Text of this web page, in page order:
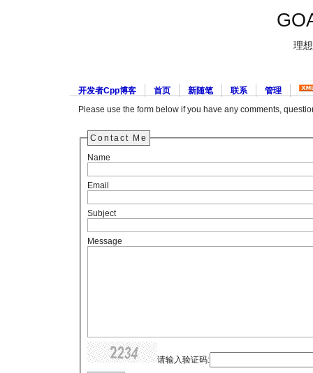
理
开发者Cpp博客 首页 新随笔 联系
管理
Please use the form below if you have any comments,
Contact Me
Name
Email
Subject
Message
请输入验证码: